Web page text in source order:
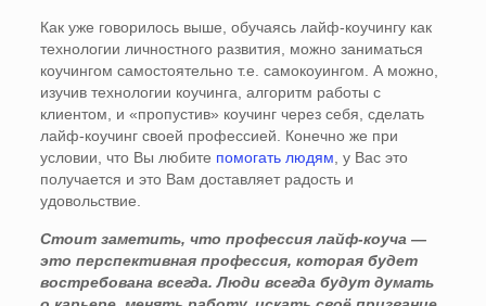
Как уже говорилось выше, обучаясь лайф-коучингу как
технологии личностного развития, можно заниматься
коучингом самостоятельно т.е. самокоуингом. А можно,
изучив технологии коучинга, алгоритм работы с
клиентом, и «пропустив» коучинг через себя, сделать
лайф-коучинг своей профессией. Конечно же при
условии, что Вы любите помогать людям , у Вас это
получается и это Вам доставляет радость и
удовольствие.
Стоит заметить, что профессия лайф-коуча —
это перспективная профессия, которая будет
востребована всегда. Люди всегда будут думать